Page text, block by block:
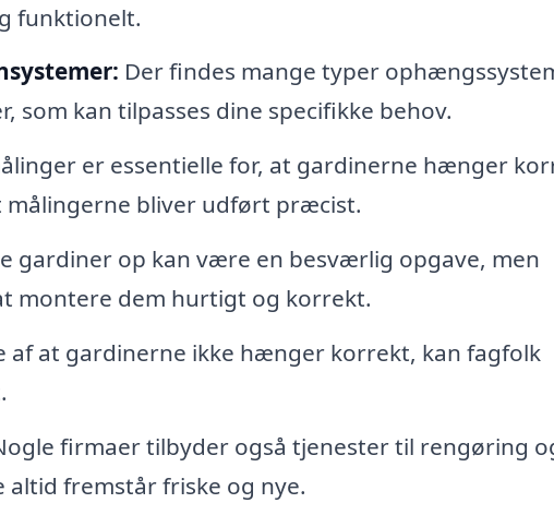
funktionelt.
Der findes mange typer
som kan tilpasses dine specifikke behov.
er essentielle for, at gardinerne hænger
målingerne bliver udført præcist.
gardiner op kan være en besværlig opgave, men
montere dem hurtigt og korrekt.
af at gardinerne ikke hænger korrekt, kan fagfolk
firmaer tilbyder også tjenester til rengøring
altid fremstår friske og nye.